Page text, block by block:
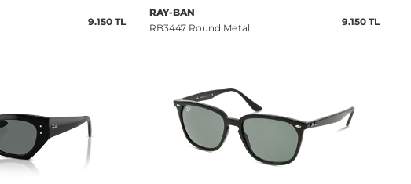
9.150 TL
RAY-BAN
RB3447 Round Metal
9.150 TL